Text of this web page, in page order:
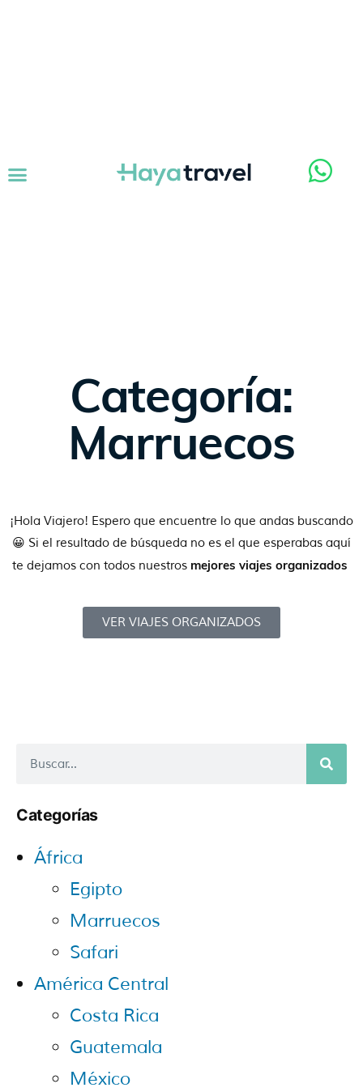
Categoría:
Marruecos
¡Hola Viajero! Espero que encuentre lo que andas buscando
😀 Si el resultado de búsqueda no es el que esperabas aquí
te dejamos con todos nuestros mejores viajes organizados
VER VIAJES ORGANIZADOS
Categorías
África
Egipto
Marruecos
Safari
América Central
Costa Rica
Guatemala
México